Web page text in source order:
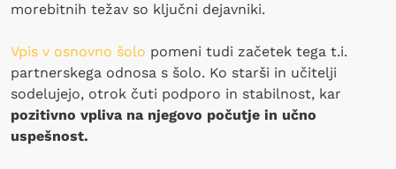
morebitnih težav so ključni dejavniki.
Vpis v osnovno šolo pomeni tudi začetek tega t.i.
partnerskega odnosa s šolo. Ko starši in učitelji
sodelujejo, otrok čuti podporo in stabilnost, kar
pozitivno vpliva na njegovo počutje in učno
uspešnost.